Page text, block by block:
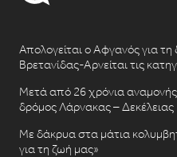
Απολογείται ο Αφγανός για τη
Βρετανίδας-Αρνείται τις
Μετά από 26 χρόνια
δρόμος Λάρνακας – Δεκέλειας
Με δάκρυα στα μάτια
για τη ζωή μας»